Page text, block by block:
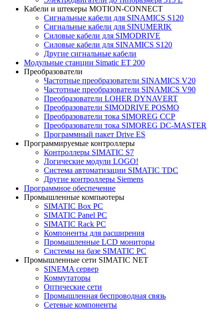
Кабели и штекеры MOTION-CONNECT
Сигнальные кабели для SINAMICS S120
Сигнальные кабели для SINUMERIK
Силовые кабели для SIMODRIVE
Силовые кабели для SINAMICS S120
Другие сигнальные кабели
Модульные станции Simatic ET 200
Преобразователи
Частотные преобразователи SINAMICS V20
Частотные преобразователи SINAMICS V90
Преобразователи LOHER DYNAVERT
Преобразователи SIMODRIVE POSMO
Преобразователи тока SIMOREG CCP
Преобразователи тока SIMOREG DC-MASTER
Программный пакет Drive ES
Программируемые контроллеры
Контроллеры SIMATIC S7
Логические модули LOGO!
Система автоматизации SIMATIC TDC
Другие контроллеры Siemens
Программное обеспечение
Промышленные компьютеры
SIMATIC Box PC
SIMATIC Panel PС
SIMATIC Rack PC
Компоненты для расширения
Промышленные LCD мониторы
Системы на базе SIMATIC PC
Промышленные сети SIMATIC NET
SINEMA сервер
Коммутаторы
Оптические сети
Промышленная беспроводная связь
Сетевые компоненты